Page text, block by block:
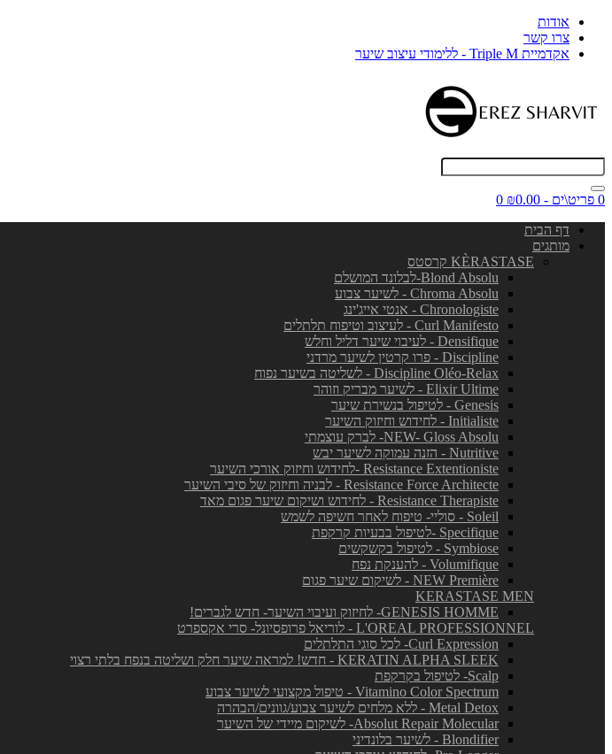
אודות
צרו קשר
אקדמיית Triple M - ללימודי עיצוב שיער
0 פריט\ים - ₪0.00
0
דף הבית
מותגים
KÈRASTASE קרסטס
Blond Absolu-לבלונד המושלם
Chroma Absolu - לשיער צבוע
Chronologiste - אנטי אייג'ינג
Curl Manifesto - לעיצוב וטיפוח תלתלים
Densifique - לעיבוי שיער דליל וחלש
Discipline - פרו קרטין לשיער מרדני
Discipline Oléo-Relax - לשליטה בשיער נפוח
Elixir Ultime - לשיער מבריק וזוהר
Genesis - לטיפול בנשירת שיער
Initialiste - לחידוש וחיזוק השיער
NEW- Gloss Absolu- לברק עוצמתי
Nutritive - הזנה עמוקה לשיער יבש
Resistance Extentioniste -לחידוש וחיזוק אורכי השיער
Resistance Force Architecte - לבניה וחיזוק של סיבי השיער
Resistance Therapiste - לחידוש ושיקום שיער פגום מאד
Soleil - סוליי- טיפוח לאחר חשיפה לשמש
Specifique -לטיפול בבעיות קרקפת
Symbiose - לטיפול בקשקשים
Volumifique - להענקת נפח
NEW Première - לשיקום שיער פגום
KERASTASE MEN
GENESIS HOMME- לחיזוק ועיבוי השיער- חדש לגברים!
L'OREAL PROFESSIONNEL - לוריאל פרופסיונל- סרי אקספרט
Curl Expression- לכל סוגי התלתלים
KERATIN ALPHA SLEEK - חדש! למראה שיער חלק ושליטה בנפח בלתי רצוי
Scalp- לטיפול בקרקפת
Vitamino Color Spectrum - טיפול מקצועי לשיער צבוע
Metal Detox - ללא מלחים לשיער צבוע/גוונים/הבהרה
Absolut Repair Molecular- לשיקום מיידי של השיער
Blondifier - לשיער בלונדיני